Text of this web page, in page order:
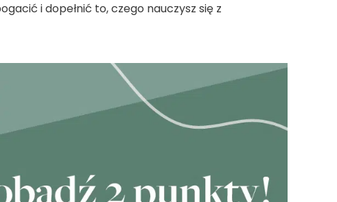
i dopełnić to, czego nauczysz się z